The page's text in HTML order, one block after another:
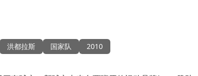
洪都拉斯 国家队 2010